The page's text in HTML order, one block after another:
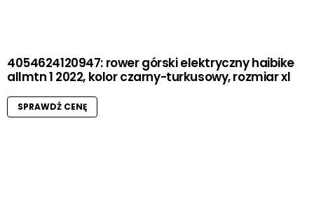
4054624120947: rower górski elektryczny haibike
allmtn 1 2022, kolor czarny-turkusowy, rozmiar xl
SPRAWDŹ CENĘ